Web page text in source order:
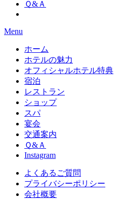
Ｑ&Ａ
Menu
ホーム
ホテルの魅力
オフィシャルホテル特典
宿泊
レストラン
ショップ
スパ
宴会
交通案内
Ｑ&Ａ
Instagram
よくあるご質問
プライバシーポリシー
会社概要